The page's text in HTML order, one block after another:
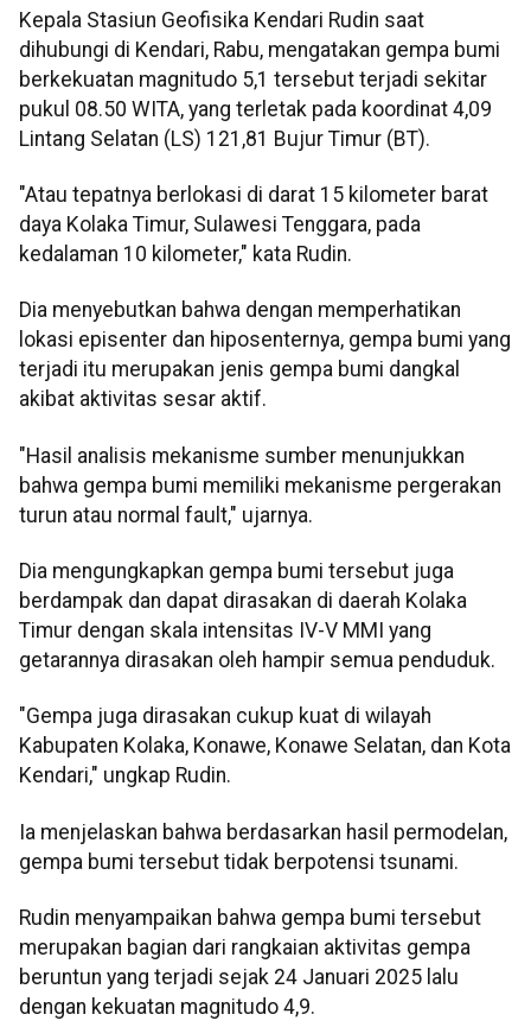
Kepala Stasiun Geofisika Kendari Rudin saat
dihubungi di Kendari, Rabu, mengatakan gempa bumi
berkekuatan magnitudo 5,1 tersebut terjadi sekitar
pukul 08.50 WITA, yang terletak pada koordinat 4,09
Lintang Selatan (LS) 121,81 Bujur Timur (BT).
"Atau tepatnya berlokasi di darat 15 kilometer barat
daya Kolaka Timur, Sulawesi Tenggara, pada
kedalaman 10 kilometer," kata Rudin.
Dia menyebutkan bahwa dengan memperhatikan
lokasi episenter dan hiposenternya, gempa bumi yang
terjadi itu merupakan jenis gempa bumi dangkal
akibat aktivitas sesar aktif.
"Hasil analisis mekanisme sumber menunjukkan
bahwa gempa bumi memiliki mekanisme pergerakan
turun atau normal fault," ujarnya.
Dia mengungkapkan gempa bumi tersebut juga
berdampak dan dapat dirasakan di daerah Kolaka
Timur dengan skala intensitas IV-V MMI yang
getarannya dirasakan oleh hampir semua penduduk.
"Gempa juga dirasakan cukup kuat di wilayah
Kabupaten Kolaka, Konawe, Konawe Selatan, dan Kota
Kendari," ungkap Rudin.
Ia menjelaskan bahwa berdasarkan hasil permodelan,
gempa bumi tersebut tidak berpotensi tsunami.
Rudin menyampaikan bahwa gempa bumi tersebut
merupakan bagian dari rangkaian aktivitas gempa
beruntun yang terjadi sejak 24 Januari 2025 lalu
dengan kekuatan magnitudo 4,9.